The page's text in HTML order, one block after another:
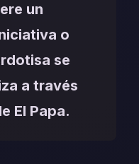
un
o
se
a través
El Papa.